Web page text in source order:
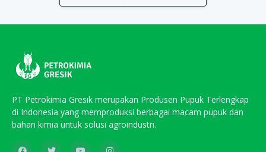
PT Petrokimia Gresik merupakan Produsen Pupuk Terlengkap
di Indonesia yang memproduksi berbagai macam pupuk dan
bahan kimia untuk solusi agroindustri.